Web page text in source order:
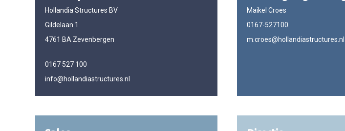
Hollandia Structures BV
Gildelaan 1
4761 BA Zevenbergen
0167 527 100
info@hollandiastructures.nl
Maikel Croes
0167-527100
m.croes@hollandiastructures.nl